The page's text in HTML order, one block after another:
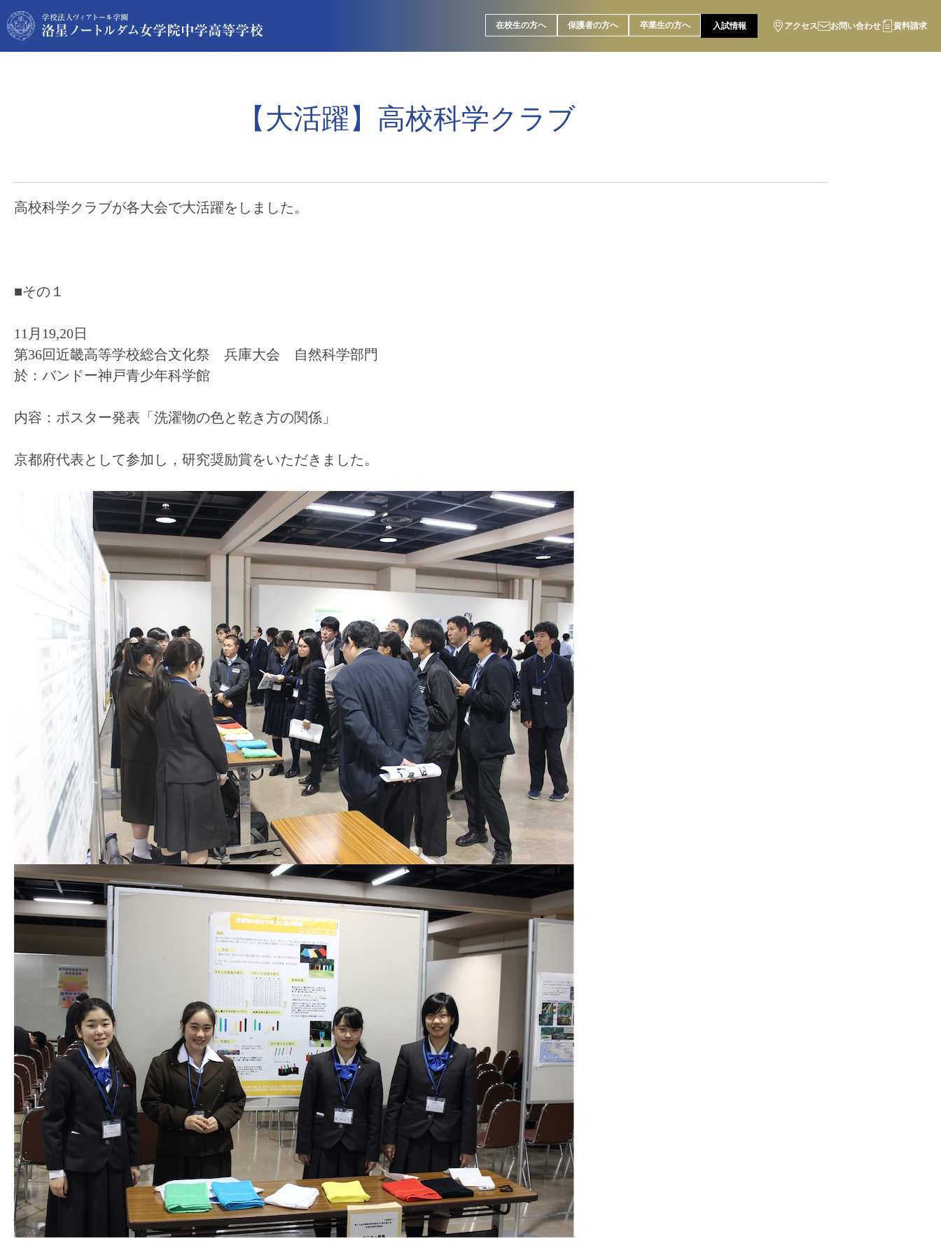
在校生の方へ 保護者の方へ 卒業生の方へ 入試情報 アクセス お問い合わせ 資料請求
【大活躍】高校科学クラブ
高校科学クラブが各大会で大活躍をしました。
■その１
11月19,20日
第36回近畿高等学校総合文化祭 兵庫大会 自然科学部門
於：バンドー神戸青少年科学館
内容：ポスター発表「洗濯物の色と乾き方の関係」
京都府代表として参加し，研究奨励賞をいただきました。